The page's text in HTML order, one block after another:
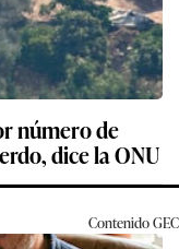
número de
dice la ONU
ContenidoGEC